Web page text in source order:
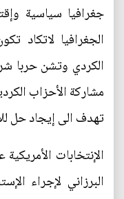
جغرافيا سياسية
الجغرافيا لاتكاد
الكردي وتشن حربا
مشاركة الأحزاب
تهدف الى إيجاد حل
الإنتخابات
البرزاني لإجراء